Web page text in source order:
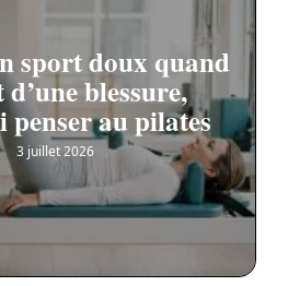
sport doux quand
blessure,
au pilates
3 juillet 2026